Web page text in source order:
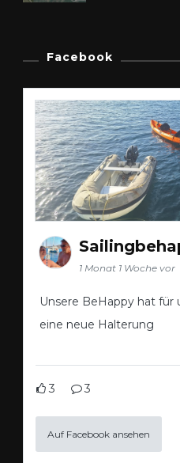
Facebook
1 Monat 1 Woche vor
Unsere BeHappy hat für
eine neue Halterung
3 3
Auf Facebook ansehen